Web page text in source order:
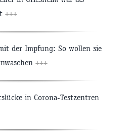
+++
der Impfung: So wollen sie
+++
in Corona-Testzentren